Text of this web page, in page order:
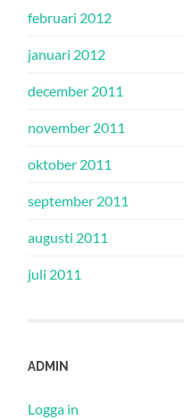
februari 2012
januari 2012
december 2011
november 2011
oktober 2011
september 2011
augusti 2011
juli 2011
ADMIN
Logga in